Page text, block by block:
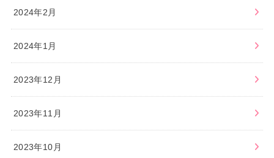
2024年2月
2024年1月
2023年12月
2023年11月
2023年10月